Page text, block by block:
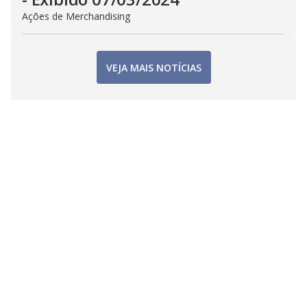
Ações de Merchandising
VEJA MAIS NOTÍCIAS